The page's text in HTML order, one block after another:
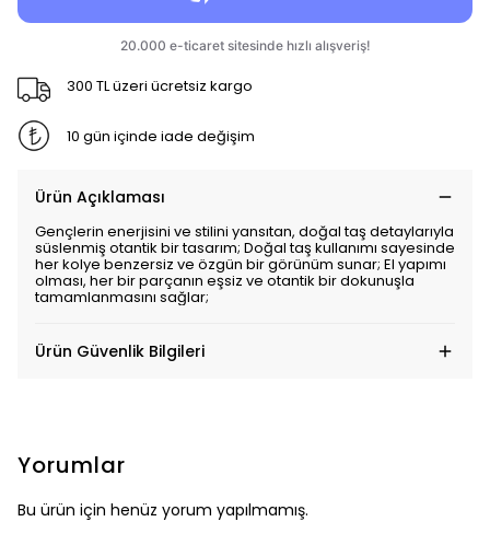
300 TL üzeri ücretsiz kargo
10 gün içinde iade değişim
Ürün Açıklaması
Gençlerin enerjisini ve stilini yansıtan, doğal taş detaylarıyla
süslenmiş otantik bir tasarım; Doğal taş kullanımı sayesinde
her kolye benzersiz ve özgün bir görünüm sunar; El yapımı
olması, her bir parçanın eşsiz ve otantik bir dokunuşla
tamamlanmasını sağlar;
Ürün Güvenlik Bilgileri
Yorumlar
Bu ürün için henüz yorum yapılmamış.